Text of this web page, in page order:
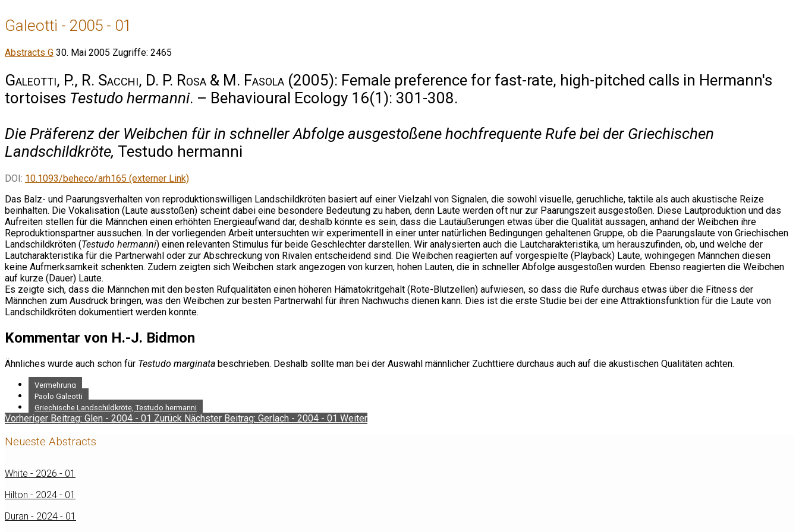
Galeotti - 2005 - 01
Abstracts G 30. Mai 2005 Zugriffe: 2465
Galeotti, P., R. Sacchi, D. P. Rosa & M. Fasola (2005): Female preference for fast-rate, high-pitched calls in Hermann's
tortoises Testudo hermanni. – Behavioural Ecology 16(1): 301-308.
Die Präferenz der Weibchen für in schneller Abfolge ausgestoßene hochfrequente Rufe bei der Griechischen
Landschildkröte, Testudo hermanni
DOI: 10.1093/beheco/arh165 (externer Link)
Das Balz- und Paarungsverhalten von reproduktionswilligen Landschildkröten basiert auf einer Vielzahl von Signalen, die sowohl visuelle, geruchliche, taktile als auch akustische Reize
beinhalten. Die Vokalisation (Laute ausstoßen) scheint dabei eine besondere Bedeutung zu haben, denn Laute werden oft nur zur Paarungszeit ausgestoßen. Diese Lautproduktion und das
Aufreiten stellen für die Männchen einen erhöhten Energieaufwand dar, deshalb könnte es sein, dass die Lautäußerungen etwas über die Qualität aussagen, anhand der Weibchen ihre
Reproduktionspartner aussuchen. In der vorliegenden Arbeit untersuchten wir experimentell in einer unter natürlichen Bedingungen gehaltenen Gruppe, ob die Paarungslaute von Griechischen
Landschildkröten (Testudo hermanni) einen relevanten Stimulus für beide Geschlechter darstellen. Wir analysierten auch die Lautcharakteristika, um herauszufinden, ob, und welche der
Lautcharakteristika für die Partnerwahl oder zur Abschreckung von Rivalen entscheidend sind. Die Weibchen reagierten auf vorgespielte (Playback) Laute, wohingegen Männchen diesen
keine Aufmerksamkeit schenkten. Zudem zeigten sich Weibchen stark angezogen von kurzen, hohen Lauten, die in schneller Abfolge ausgestoßen wurden. Ebenso reagierten die Weibchen
auf kurze (Dauer) Laute.
Es zeigte sich, dass die Männchen mit den besten Rufqualitäten einen höheren Hämatokritgehalt (Rote-Blutzellen) aufwiesen, so dass die Rufe durchaus etwas über die Fitness der
Männchen zum Ausdruck bringen, was den Weibchen zur besten Partnerwahl für ihren Nachwuchs dienen kann. Dies ist die erste Studie bei der eine Attraktionsfunktion für die Laute von
Landschildkröten dokumentiert werden konnte.
Kommentar von H.-J. Bidmon
Ähnliches wurde auch schon für Testudo marginata beschrieben. Deshalb sollte man bei der Auswahl männlicher Zuchttiere durchaus auch auf die akustischen Qualitäten achten.
Vermehrung
Paolo Galeotti
Griechische Landschildkröte, Testudo hermanni
Vorheriger Beitrag: Glen - 2004 - 01 Zurück Nächster Beitrag: Gerlach - 2004 - 01 Weiter
Neueste Abstracts
White - 2026 - 01
Hilton - 2024 - 01
Duran - 2024 - 01